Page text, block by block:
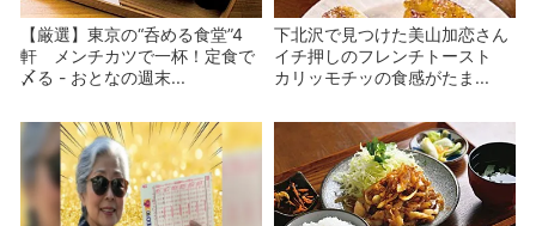
【厳選】東京の“呑める食堂”4
軒 メンチカツで一杯！定食で
〆る - おとなの週末...
下北沢で見つけた美山加恋さん
イチ押しのフレンチトースト
カリッモチッの食感がたま...